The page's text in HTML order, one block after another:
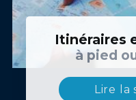
Itinéraires
à pied
Lire la